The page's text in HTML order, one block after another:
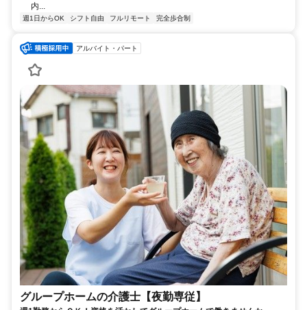
内...
週1日からOK シフト自由 フルリモート 完全歩合制
アルバイト・パート
グループホームの介護士【夜勤専従】